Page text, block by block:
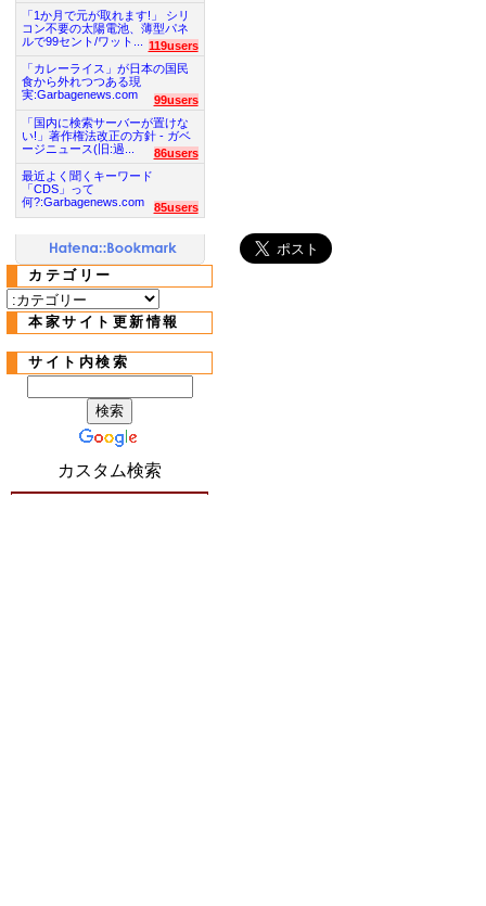
「1か月で元が取れます!」 シリ
コン不要の太陽電池、薄型パネ
ルで99セント/ワット...
119users
「カレーライス」が日本の国民
食から外れつつある現
実:Garbagenews.com
99users
「国内に検索サーバーが置けな
い!」著作権法改正の方針 - ガベ
ージニュース(旧:過...
86users
最近よく聞くキーワード
「CDS」って
何?:Garbagenews.com
85users
カテゴリー
本家サイト更新情報
サイト内検索
カスタム検索